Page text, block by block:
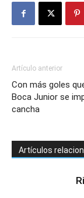
Artículo anterior
Con más goles
Boca Junior se
cancha
Artículos